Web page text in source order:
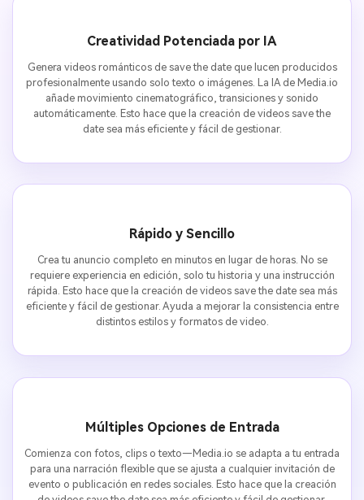
Creatividad Potenciada por IA
Genera videos románticos de save the date que lucen producidos
profesionalmente usando solo texto o imágenes. La IA de Media.io
añade movimiento cinematográfico, transiciones y sonido
automáticamente. Esto hace que la creación de videos save the
date sea más eficiente y fácil de gestionar.
Rápido y Sencillo
Crea tu anuncio completo en minutos en lugar de horas. No se
requiere experiencia en edición, solo tu historia y una instrucción
rápida. Esto hace que la creación de videos save the date sea más
eficiente y fácil de gestionar. Ayuda a mejorar la consistencia entre
distintos estilos y formatos de video.
Múltiples Opciones de Entrada
Comienza con fotos, clips o texto—Media.io se adapta a tu entrada
para una narración flexible que se ajusta a cualquier invitación de
evento o publicación en redes sociales. Esto hace que la creación